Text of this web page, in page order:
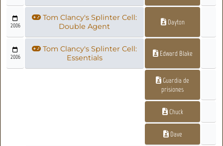
2006
Tom Clancy's Splinter Cell:
Double Agent
Dayton
2006
Tom Clancy's Splinter Cell:
Essentials
Edward Blake
Guardia de
prisiones
Chuck
Dave